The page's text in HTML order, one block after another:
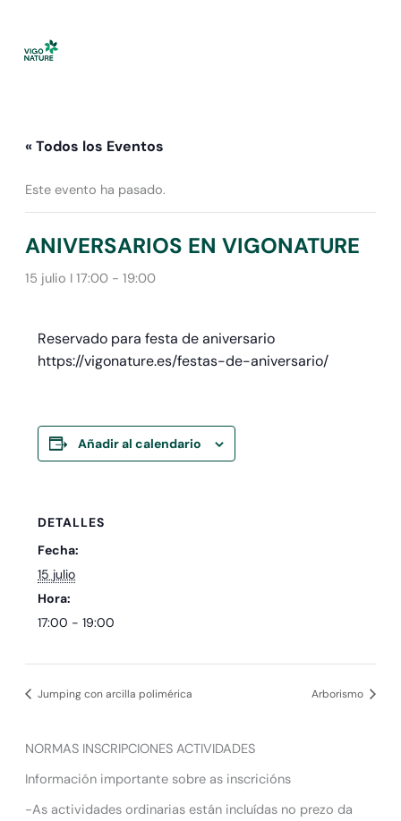
contenido
« Todos los Eventos
Este evento ha pasado.
ANIVERSARIOS EN VIGONATURE
15 julio I 17:00- 19:00
Reservado para festa de aniversario
https://vigonature.es/festas-de-aniversario/
Añadir al calendario
DETALLES
Fecha:
15 julio
Hora:
17:00 - 19:00
Jumping con arcilla polimérica Arborismo
NORMAS INSCRIPCIONES ACTIVIDADES
Información importante sobre as inscricións
-As actividades ordinarias están incluídas no prezo da